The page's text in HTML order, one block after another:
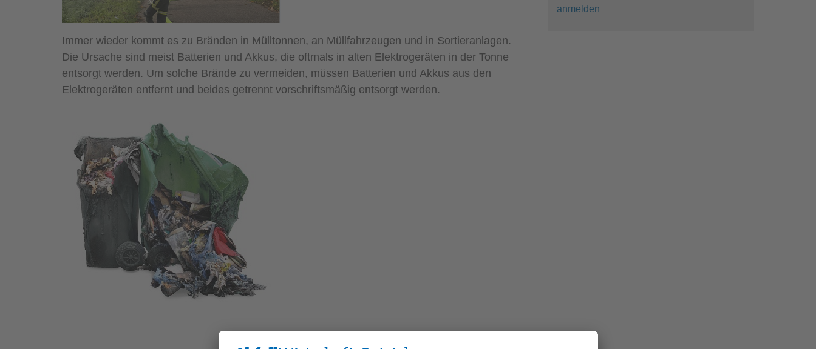
Immer wieder kommt es zu Bränden in Mülltonnen, an Müllfahrzeugen und in Sortieranlagen.
Die Ursache sind meist Batterien und Akkus, die oftmals in alten Elektrogeräten in der Tonne
entsorgt werden. Um solche Brände zu vermeiden, müssen Batterien und Akkus aus den
Elektrogeräten entfernt und beides getrennt vorschriftsmäßig entsorgt werden.
anmelden